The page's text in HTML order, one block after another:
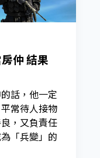
仲 結果
話，他一定
常待人接物
，又負責任
「兵變」的